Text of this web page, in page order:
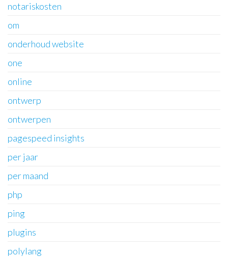
notariskosten
om
onderhoud website
one
online
ontwerp
ontwerpen
pagespeed insights
per jaar
per maand
php
ping
plugins
polylang